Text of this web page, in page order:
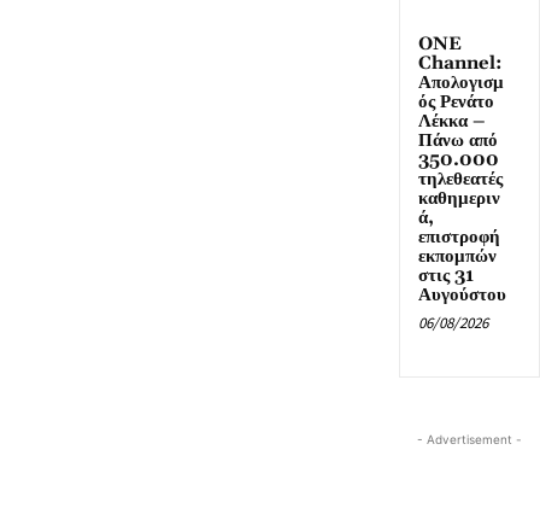
ONE
Channel:
Απολογισμ
ός Ρενάτο
Λέκκα –
Πάνω από
350.000
τηλεθεατές
καθημεριν
ά,
επιστροφή
εκπομπών
στις 31
Αυγούστου
06/08/2026
- Advertisement -